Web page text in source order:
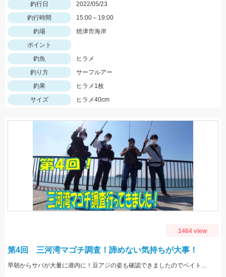
釣行日
2022/05/23
釣行時間
15:00～19:00
釣場
焼津市海岸
ポイント
釣魚
ヒラメ
釣り方
サーフルアー
釣果
ヒラメ1枚
サイズ
ヒラメ40cm
1464 view
第4回 三河湾マゴチ調査！諦めない気持ちが大事！
早朝からサバが大量に港内に！豆アジの姿も確認できましたのでベイトは大量ですね！